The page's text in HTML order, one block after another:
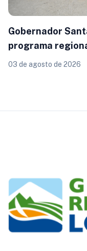
Gobernador
programa
autismo
03 de agosto de 2026